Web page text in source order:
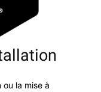
ou la mise à